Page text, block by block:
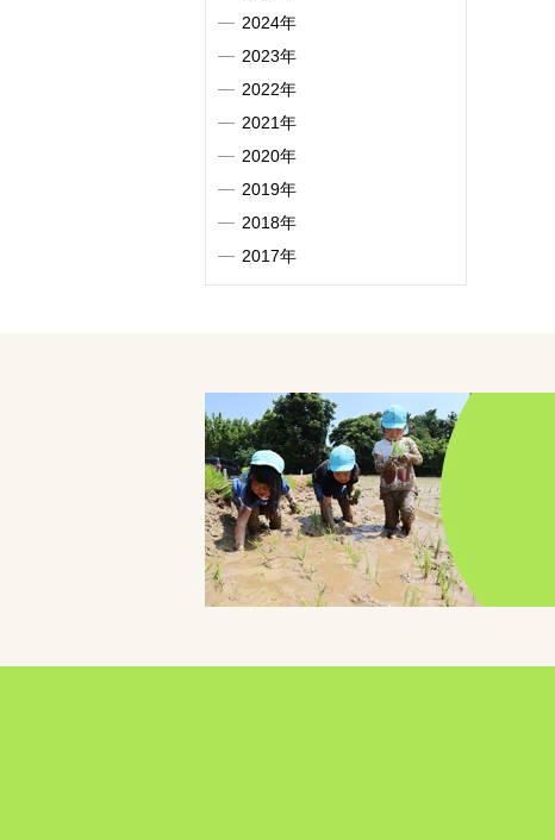
2024年
2023年
2022年
2021年
2020年
2019年
2018年
2017年